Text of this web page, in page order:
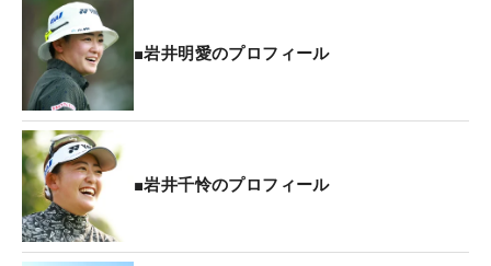
玉県内の武蔵丘短期大学へ進学することが決まって
いる。
進路がそう定まるまでの途上では、コロナ禍の影響
を受け、プラン変更を余儀なくされた。しかし2人
は、すべてを前向きに捉え、卒業・進学という人生
の節目とほぼ同時進行で、3月から始まる日本の女
子ツアーのプロテストという難関に挑もうとしてい
る。
■岩井明愛のプロフィール
■岩井千怜のプロフィール